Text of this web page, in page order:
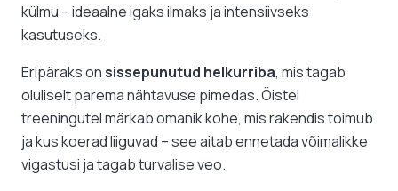
külmu – ideaalne igaks ilmaks ja intensiivseks
kasutuseks.
Eripäraks onsissepunutud helkurriba, mis tagab
oluliselt parema nähtavuse pimedas. Öistel
treeningutel märkab omanik kohe, mis rakendis toimub
ja kus koerad liiguvad – see aitab ennetada võimalikke
vigastusi ja tagab turvalise veo.